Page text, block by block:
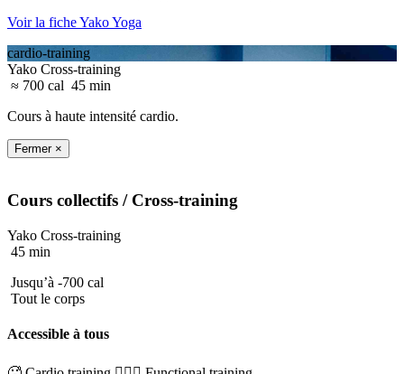
Voir la fiche Yako Yoga
cardio-training
Yako Cross-training
≈ 700 cal 45 min
Cours à haute intensité cardio.
Fermer ×
Cours collectifs / Cross-training
Yako Cross-training
45 min
Jusqu’à -700 cal
Tout le corps
Accessible à tous